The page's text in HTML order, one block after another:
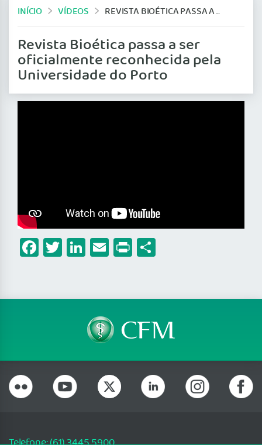
INÍCIO VÍDEOS REVISTA BIOÉTICA PASSA A SER OFICIALMENTE RECONHECIDA PELA UNIVERSIDADE DO PORTO
Revista Bioética passa a ser
oficialmente reconhecida pela
Universidade do Porto
Facebook
Twitter
LinkedIn
Email
Print